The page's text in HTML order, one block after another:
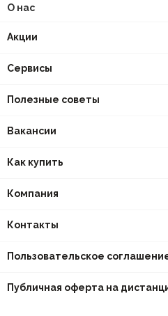
О нас
Акции
Сервисы
Полезные советы
Вакансии
Как купить
Компания
Контакты
Пользовательское
Публичная оферта на